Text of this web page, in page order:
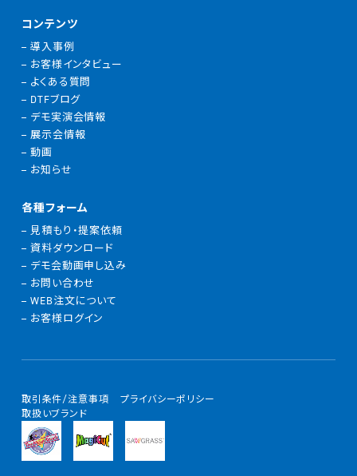
コンテンツ
導入事例
お客様インタビュー
よくある質問
DTFブログ
デモ実演会情報
展示会情報
動画
お知らせ
各種フォーム
見積もり・提案依頼
資料ダウンロード
デモ会動画申し込み
お問い合わせ
WEB注文について
お客様ログイン
取引条件/注意事項
プライバシーポリシー
取扱いブランド